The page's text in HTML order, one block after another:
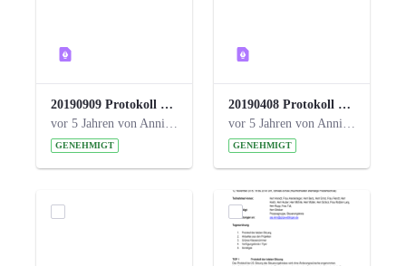
20190909 Protokoll 27. Steuerungskreis.pdf
vor 5 Jahren von Anni Schlumberger
GENEHMIGT
20190408 Protokoll 26. Steuerungskreis.pdf
vor 5 Jahren von Anni Schlumberger
GENEHMIGT